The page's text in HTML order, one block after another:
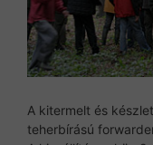
A kitermelt és
teherbírású